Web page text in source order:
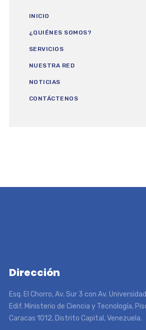
INICIO
¿QUIÉNES SOMOS?
SERVICIOS
NUESTRA RED
NOTICIAS
CONTÁCTENOS
Dirección
Esq. El Chorro, Av. Sur 3 con Av. Universidad
Edif. Ministerio de Ciencia y Tecnología,
Caracas 1012, Distrito Capital, Venezuela.